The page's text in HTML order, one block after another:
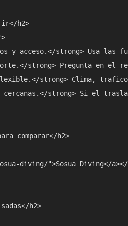
ir</h2>
y acceso.</strong> Usa las
strong> Pregunta en el
strong> Clima,
strong> Si el
comparar</h2>
diving/">Sosua Diving</
h2>